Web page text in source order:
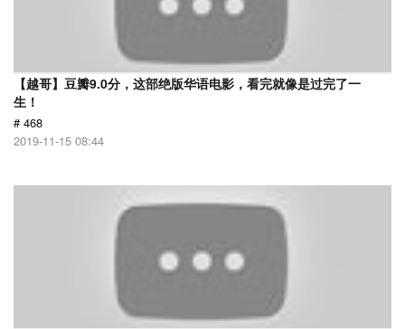
【越哥】豆瓣9.0分，这部绝版华语电影，看完就像是过完了一
生！
# 468
2019-11-15 08:44